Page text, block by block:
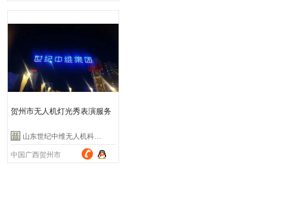
贺州市无人机灯光秀表演服务
山东世纪中维无人机科技有限公司
中国广西贺州市